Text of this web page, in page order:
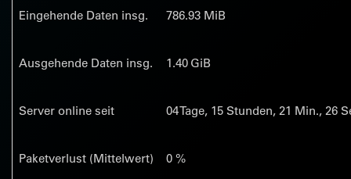
Eingehende Daten insg. 786.93 MiB
Ausgehende Daten insg. 1.40 GiB
Server online seit 04Tage, 15 Stunden, 21 Min., 27
Paketverlust (Mittelwert) 0 %